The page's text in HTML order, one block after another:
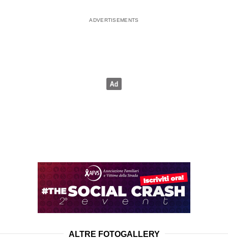
ALTRE FOTOGALLERY